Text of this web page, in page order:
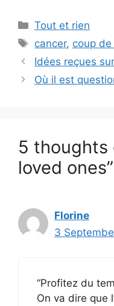
Categories
Tout et rien
Tags
cancer, coup
Idées reçues
Où il est
5 thoughts
loved ones”
Florine
3
“Profitez du
On va dire que